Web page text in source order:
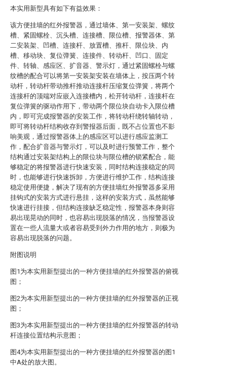
本实用新型具有如下有益效果：
该方便挂墙的红外报警器，通过墙体、第一安装架、螺纹
槽、紧固螺栓、沉头槽、连接槽、限位槽、报警器体、第
二安装架、凹槽、连接杆、放置槽、推杆、限位块、内
槽、移动块、复位弹簧、连接件、转动杆、凹口、固定
件、转轴、感应区、扩音器、警示灯，通过紧固螺栓与螺
纹槽的配合可以将第一安装架安装在墙体上，按压两个转
动杆，转动杆带动推杆推动连接杆压缩复位弹簧，将两个
连接杆的顶端对应嵌入连接槽内，松开转动杆，连接杆在
复位弹簧的驱动作用下，带动两个限位块自动卡入限位槽
内，即可完成报警器的安装工作，将转动杆绕转轴转动，
即可将转动杆结构收存到警报器后面，既不占位置也不影
响美观，通过报警器体上的感应区可以进行感应监测工
作，配合扩音器与警示灯，可以及时进行预警工作，整个
结构通过安装架结构上的限位块与限位槽的锁紧配合，能
够稳定的将报警器进行快速安装，同时结构连接稳定的同
时，也能够进行快速拆卸，方便进行维护工作，结构连接
稳定使用便捷，解决了现有的方便挂墙红外报警器多采用
挂钩式的安装方式进行悬挂，这样的安装方式，虽然能够
快速进行挂接，但结构连接缺乏稳定性，报警器本身则容
易出现晃动的同时，也容易出现脱落的情况，当报警器设
置在一些人流量大或者容易受到外力作用的地方，则极为
容易出现脱落的问题。
附图说明
图1为本实用新型提出的一种方便挂墙的红外报警器的俯视
图；
图2为本实用新型提出的一种方便挂墙的红外报警器的正视
图；
图3为本实用新型提出的一种方便挂墙的红外报警器的转动
杆连接位置结构示意图；
图4为本实用新型提出的一种方便挂墙的红外报警器的图1
中A处的放大图。